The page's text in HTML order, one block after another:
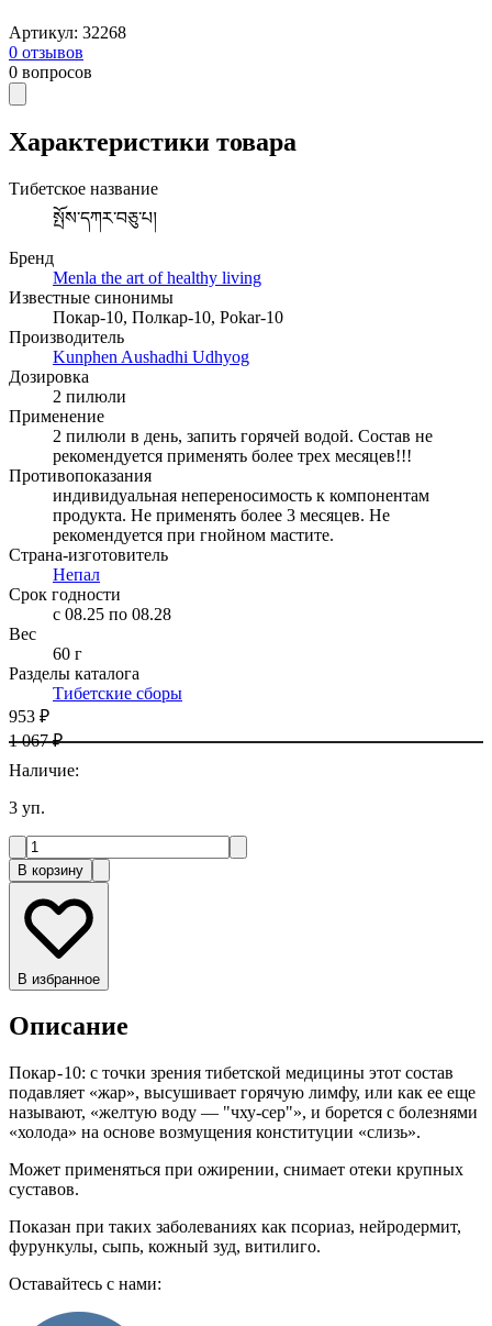
Артикул: 32268
0 отзывов
0 вопросов
Характеристики товара
Тибетское название
སྤོས་དཀར་བཅུ་པ།
Бренд
Menla the art of healthy living
Известные синонимы
Покар-10, Полкар-10, Pokar-10
Производитель
Kunphen Aushadhi Udhyog
Дозировка
2 пилюли
Применение
2 пилюли в день, запить горячей водой. Состав не
рекомендуется применять более трех месяцев!!!
Противопоказания
индивидуальная непереносимость к компонентам
продукта. Не применять более 3 месяцев. Не
рекомендуется при гнойном мастите.
Страна-изготовитель
Непал
Срок годности
c 08.25 по 08.28
Вес
60 г
Разделы каталога
Тибетские сборы
953 ₽
1 067 ₽
Наличие:
3 уп.
В корзину
В избранное
Описание
Покар - 10: с точки зрения тибетской медицины этот состав
подавляет «жар», высушивает горячую лимфу, или как ее еще
называют, «желтую воду — "чху-сер"», и борется с болезнями
«холода» на основе возмущения конституции «слизь».
Может применяться при ожирении, снимает отеки крупных
суставов.
Показан при таких заболеваниях как псориаз, нейродермит,
фурункулы, сыпь, кожный зуд, витилиго.
Оставайтесь с нами: